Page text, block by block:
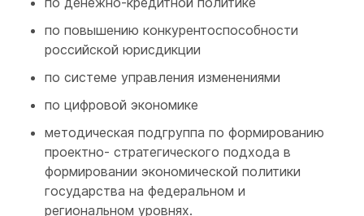
по повышению конкурентоспособности
российской юрисдикции
по системе управления изменениями
по цифровой экономике
методическая подгруппа по формированию
проектно- стратегического подхода в
формировании экономической политики
государства на федеральном и
региональном уровнях.